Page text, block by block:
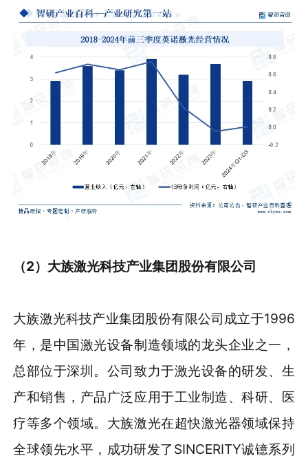
（2）大族激光科技产业集团股份有限公司
大族激光科技产业集团股份有限公司成立于1996
年，是中国激光设备制造领域的龙头企业之一，
总部位于深圳。公司致力于激光设备的研发、生
产和销售，产品广泛应用于工业制造、科研、医
疗等多个领域。大族激光在超快激光器领域保持
全球领先水平，成功研发了SINCERITY诚镱系列